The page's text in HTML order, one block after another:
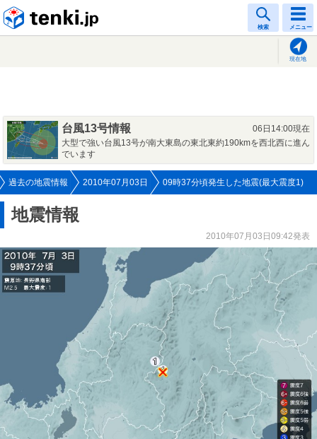
検索 メニュー
現在地
台風13号情報
06日14:00現在
大型で強い台風13号が南大東島の東北東約190kmを西北西に進ん
でいます
過去の地震情報 2010年07月03日 09時37分頃発生した地震(最大震度1)
地震情報
2010年07月03日09:42発表